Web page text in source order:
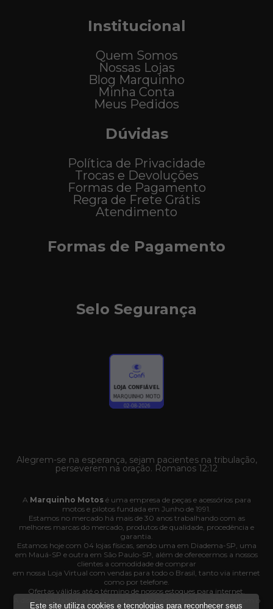
Institucional
Quem Somos
Nossas Lojas
Blog Marquinho
Minha Conta
Meus Pedidos
Dúvidas
Política de Privacidade
Trocas e Devoluções
Formas de Pagamento
Regra de Frete Grátis
Atendimento
Formas de Pagamento
Selo Segurança
Alegrem-se na esperança, sejam pacientes na tribulação,
perseverem na oração. Romanos 12:12
A Marquinho Motosé uma empresa de peças e acessórios para
motos e pilotos fundada em Junho de 1991.
Estamos no mercado há mais de 30 anos trabalhando com as
melhores marcas do mercado, produtos de qualidade, procedência e
garantia.
Estamos hoje com 04 lojas físicas, sendo uma em Diadema-SP, uma
em Mauá-SP e outra em São Paulo-SP, além de oferecermos a nossos
clientes a comodidade de comprar
em nossa Loja Virtual com vendas para todo o Brasil, tanto via internet
como por telefone.
Ofertas válidas até o término de nossos estoques para internet.
A disponibilidade dos produtos nesse site podem ter divergências com o
Este site utiliza cookies e tecnologias para reconhecer seus